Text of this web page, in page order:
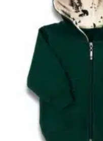
na
stránke
produktu.